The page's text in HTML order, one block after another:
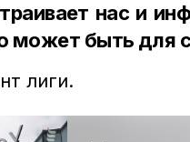
нас и
может быть для
лиги.